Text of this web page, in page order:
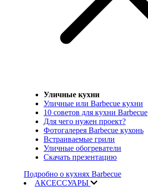
Уличные кухни
Уличные или Barbecue кухни
10 советов для кухни Barbecue
Для чего нужен проект?
Фотогалерея Barbecue кухонь
Встраиваемые грили
Уличные обогреватели
Скачать презентацию
Подробно о кухнях Barbecue
АКСЕССУАРЫ